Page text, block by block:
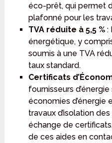
éco-prêt, qui permet
plafonné pour les
TVA réduite à 5,5 %:
énergétique, y
soumis à une TVA
taux standard.
Certificats
fournisseurs
économies d’énergie
travaux d’isolation
échange de
de ces aides en